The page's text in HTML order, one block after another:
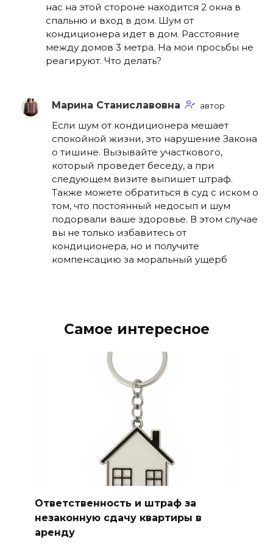
нас на этой стороне находится 2 окна в
спальню и вход в дом. Шум от
кондиционера идет в дом. Расстояние
между домов 3 метра. На мои просьбы не
реагируют. Что делать?
Марина Станиславовна автор
Если шум от кондиционера мешает
спокойной жизни, это нарушение Закона
о тишине. Вызывайте участкового,
который проведет беседу, а при
следующем визите выпишет штраф.
Также можете обратиться в суд с иском о
том, что постоянный недосып и шум
подорвали ваше здоровье. В этом случае
вы не только избавитесь от
кондиционера, но и получите
компенсацию за моральный ущерб
Самое интересное
Ответственность и штраф за
незаконную сдачу квартиры в
аренду